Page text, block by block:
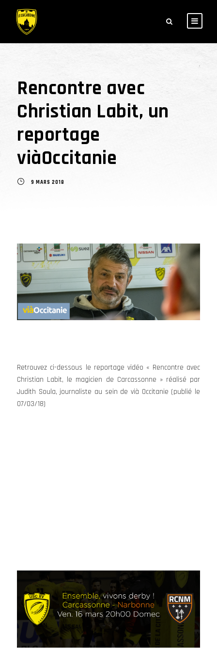
Rencontre avec
Christian Labit, un
reportage
viàOccitanie
9 MARS 2018
Retrouvez ci-dessous le reportage vidéo « Rencontre avec
Christian Labit, le magicien de Carcassonne » réalisé par
Judith Soula, journaliste au sein de vià Occitanie (publié le
07/03/18)